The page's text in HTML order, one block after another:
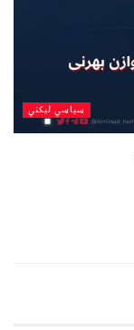
سیاسي لیکني